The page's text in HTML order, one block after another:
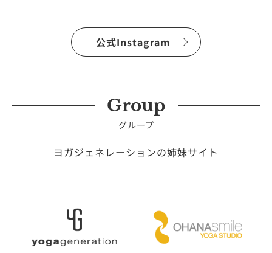
公式Instagram
Group
グループ
ヨガジェネレーションの姉妹サイト